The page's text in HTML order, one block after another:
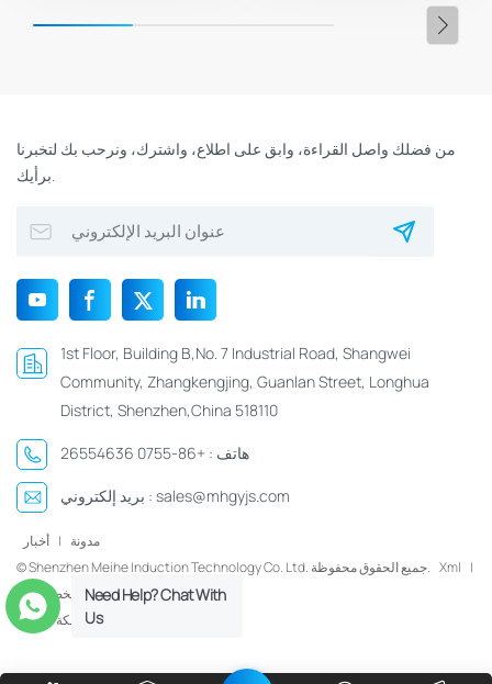
من فضلك واصل القراءة، وابق على اطلاع، واشترك، ونرحب بك لتخبرنا
برأيك.
1st Floor, Building B,No. 7 Industrial Road, Shangwei
Community, Zhangkengjing, Guanlan Street, Longhua
District, Shenzhen,China 518110
هاتف : +86-0755 26554636
بريد إلكتروني : sales@mhgyjs.com
مدونة | أخبار
© Shenzhen Meihe Induction Technology Co. Ltd. جميع الحقوق محفوظة. Xml |
سياسة الخصوصيةNeed Help? Chat With
Us